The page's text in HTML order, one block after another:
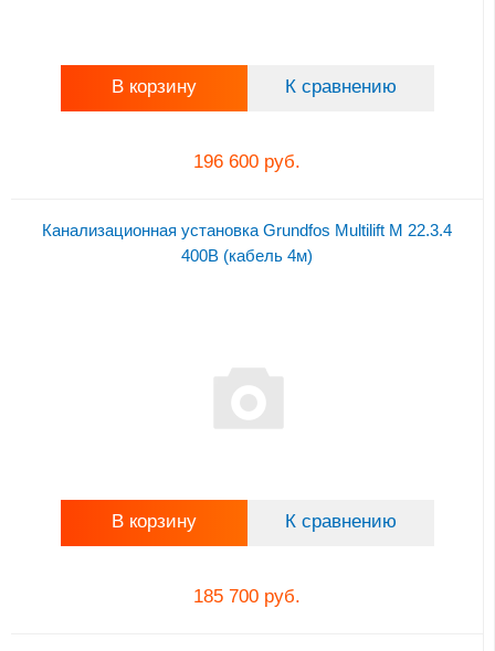
В корзину К сравнению
196 600 руб.
Канализационная установка Grundfos Multilift M 22.3.4
400В (кабель 4м)
В корзину К сравнению
185 700 руб.